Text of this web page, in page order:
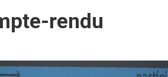
rendu